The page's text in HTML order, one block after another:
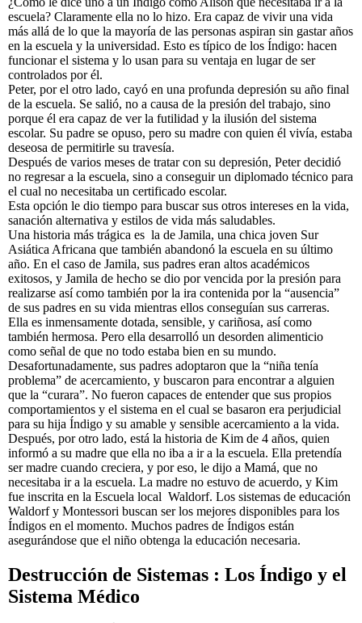
escuela? Claramente ella no lo hizo. Era capaz de vivir una vida
más allá de lo que la mayoría de las personas aspiran sin gastar años
en la escuela y la universidad. Esto es típico de los Índigo: hacen
funcionar el sistema y lo usan para su ventaja en lugar de ser
controlados por él.
Peter, por el otro lado, cayó en una profunda depresión su año final
de la escuela. Se salió, no a causa de la presión del trabajo, sino
porque él era capaz de ver la futilidad y la ilusión del sistema
escolar. Su padre se opuso, pero su madre con quien él vivía, estaba
deseosa de permitirle su travesía.
Después de varios meses de tratar con su depresión, Peter decidió
no regresar a la escuela, sino a conseguir un diplomado técnico para
el cual no necesitaba un certificado escolar.
Esta opción le dio tiempo para buscar sus otros intereses en la vida,
sanación alternativa y estilos de vida más saludables.
Una historia más trágica es la de Jamila, una chica joven Sur
Asiática Africana que también abandonó la escuela en su último
año. En el caso de Jamila, sus padres eran altos académicos
exitosos, y Jamila de hecho se dio por vencida por la presión para
realizarse así como también por la ira contenida por la “ausencia”
de sus padres en su vida mientras ellos conseguían sus carreras.
Ella es inmensamente dotada, sensible, y cariñosa, así como
también hermosa. Pero ella desarrolló un desorden alimenticio
como señal de que no todo estaba bien en su mundo.
Desafortunadamente, sus padres adoptaron que la “niña tenía
problema” de acercamiento, y buscaron para encontrar a alguien
que la “curara”. No fueron capaces de entender que sus propios
comportamientos y el sistema en el cual se basaron era perjudicial
para su hija Índigo y su amable y sensible acercamiento a la vida.
Después, por otro lado, está la historia de Kim de 4 años, quien
informó a su madre que ella no iba a ir a la escuela. Ella pretendía
ser madre cuando creciera, y por eso, le dijo a Mamá, que no
necesitaba ir a la escuela. La madre no estuvo de acuerdo, y Kim
fue inscrita en la Escuela local Waldorf. Los sistemas de educación
Waldorf y Montessori buscan ser los mejores disponibles para los
Índigos en el momento. Muchos padres de Índigos están
asegurándose que el niño obtenga la educación necesaria.
Destrucción de Sistemas : Los Índigo y el
Sistema Médico